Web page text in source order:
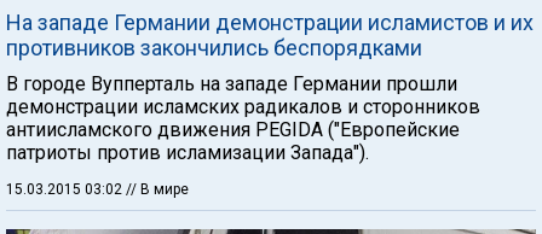
На западе Германии демонстрации исламистов и их
противников закончились беспорядками
В городе Вупперталь на западе Германии прошли
демонстрации исламских радикалов и сторонников
антиисламского движения PEGIDA ("Европейские
патриоты против исламизации Запада").
15.03.2015 03:02 // В мире